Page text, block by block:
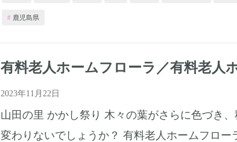
鹿児島県
有料老人ホームフローラ／有料老人
2023年11月22日
山田の里 かかし祭り 木々の葉がさらに色づき
変わりないでしょうか？ 有料老人ホームフロ